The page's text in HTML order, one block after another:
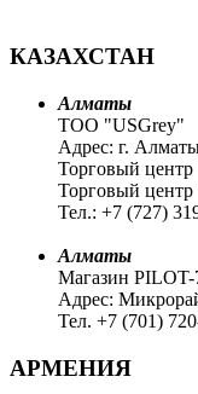
КАЗАХСТАН
Алматы
ТОО "USGrey"
Адрес: г.
Торговый
Торговый
Тел.: +7 (727)
Алматы
Магазин PILOT-
Адрес:
Тел. +7 (701)
АРМЕНИЯ